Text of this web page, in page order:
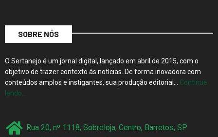
SOBRE NÓS
O Sertanejo é um jornal digital, lançado em abril de 2015, com o
objetivo de trazer contexto às notícias. De forma inovadora com
conteúdos amplos e instigantes, sua produção editorial… Continue
lendo…
Rua 20, nº 1118, Sobreloja, Centro, Barretos, SP